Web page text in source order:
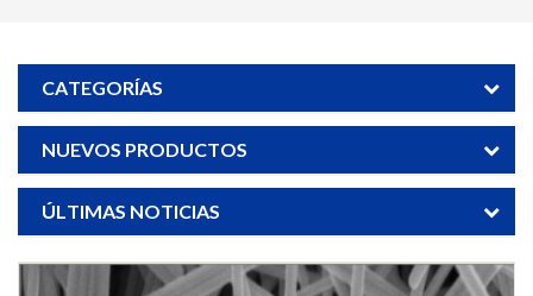
CATEGORÍAS
NUEVOS PRODUCTOS
ÚLTIMAS NOTICIAS